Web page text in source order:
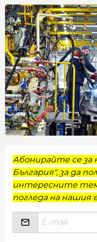
Абонирайте се за
България", за да
интересните
погледа на нашия